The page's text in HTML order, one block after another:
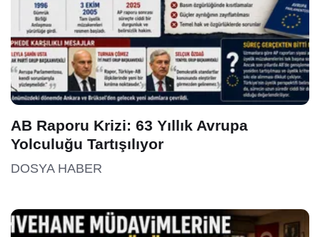
AB Raporu Krizi: 63 Yıllık Avrupa
Yolculuğu Tartışılıyor
DOSYA HABER